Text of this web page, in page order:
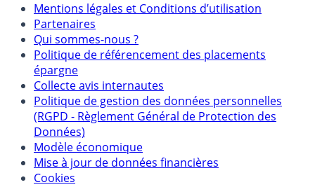
Mentions légales et Conditions d’utilisation
Partenaires
Qui sommes-nous ?
Politique de référencement des placements
épargne
Collecte avis internautes
Politique de gestion des données personnelles
(RGPD - Règlement Général de Protection des
Données)
Modèle économique
Mise à jour de données financières
Cookies